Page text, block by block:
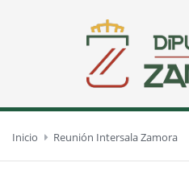
Inicio Reunión Intersala Zamora